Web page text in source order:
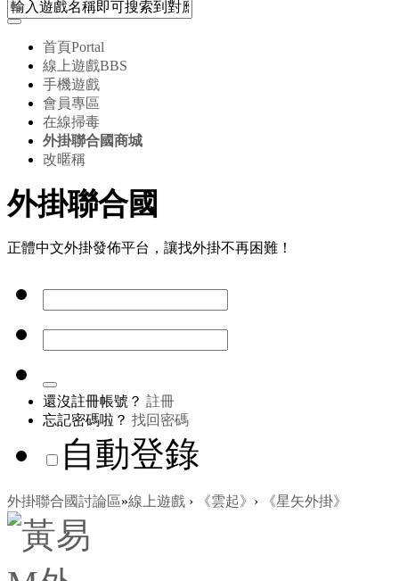
首頁Portal
線上遊戲BBS
手機遊戲
會員專區
在線掃毒
外掛聯合國商城
改暱稱
外掛聯合國
正體中文外掛發佈平台，讓找外掛不再困難！
還沒註冊帳號？ 註冊
忘記密碼啦？ 找回密碼
自動登錄
外掛聯合國討論區»線上遊戲 › 《雲起》 › 《星矢外掛》